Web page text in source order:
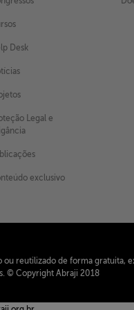
Desk
Legal e
exclusivo
ou reutilizado de forma gratuita,
© Copyright Abraji 2018